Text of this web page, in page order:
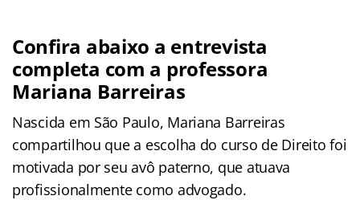
Confira abaixo a entrevista
completa com a professora
Mariana Barreiras
Nascida em São Paulo, Mariana Barreiras
compartilhou que a escolha do curso de Direito foi
motivada por seu avô paterno, que atuava
profissionalmente como advogado.